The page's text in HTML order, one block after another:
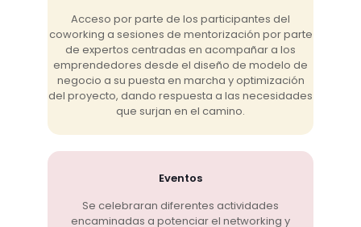
Acceso por parte de los participantes del
coworking a sesiones de mentorización por parte
de expertos centradas en acompañar a los
emprendedores desde el diseño de modelo de
negocio a su puesta en marcha y optimización
del proyecto, dando respuesta a las necesidades
que surjan en el camino.
Eventos
Se celebraran diferentes actividades
encaminadas a potenciar el networking y